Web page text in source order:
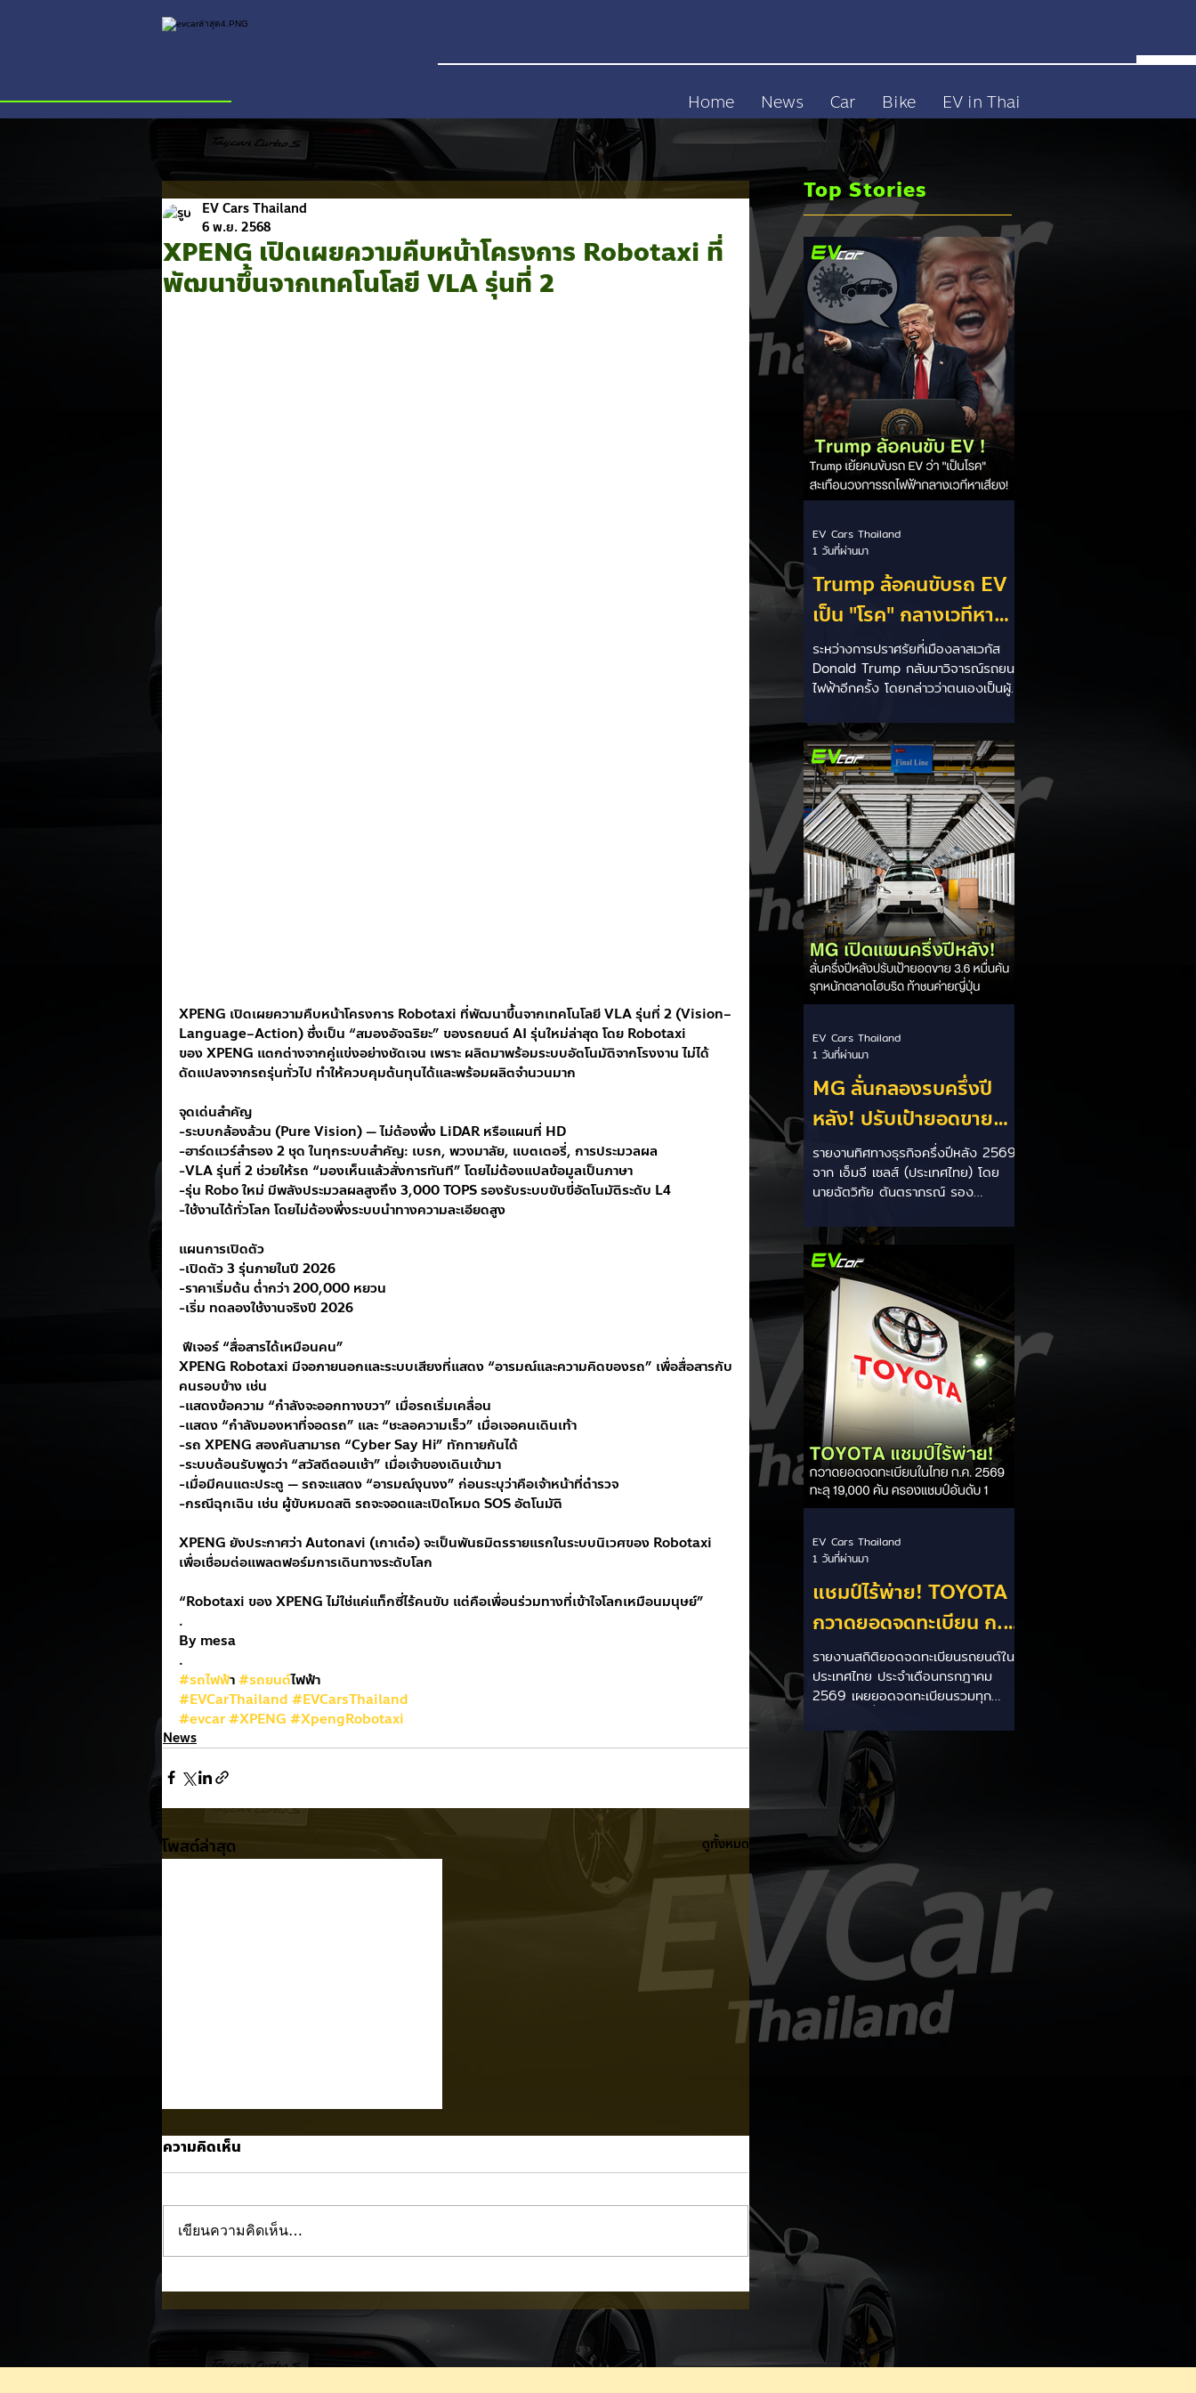
Home News Car Bike EV in Thai
XPENG เปิดเผยความคืบหน้าโครงการ Robotaxi ที่
พัฒนาขึ้นจากเทคโนโลยี VLA รุ่นที่ 2
EV Cars Thailand
6 พ.ย. 2568
XPENG เปิดเผยความคืบหน้าโครงการ Robotaxi ที่พัฒนาขึ้นจากเทคโนโลยี VLA รุ่นที่ 2 (Vision–
Language–Action) ซึ่งเป็น “สมองอัจฉริยะ” ของรถยนต์ AI รุ่นใหม่ล่าสุด โดย Robotaxi
ของ XPENG แตกต่างจากคู่แข่งอย่างชัดเจน เพราะ ผลิตมาพร้อมระบบอัตโนมัติจากโรงงาน ไม่ได้
ดัดแปลงจากรถรุ่นทั่วไป ทำให้ควบคุมต้นทุนได้และพร้อมผลิตจำนวนมาก
จุดเด่นสำคัญ
-ระบบกล้องล้วน (Pure Vision) — ไม่ต้องพึ่ง LiDAR หรือแผนที่ HD
-ฮาร์ดแวร์สำรอง 2 ชุด ในทุกระบบสำคัญ: เบรก, พวงมาลัย, แบตเตอรี่, การประมวลผล
-VLA รุ่นที่ 2 ช่วยให้รถ “มองเห็นแล้วสั่งการทันที” โดยไม่ต้องแปลข้อมูลเป็นภาษา
-รุ่น Robo ใหม่ มีพลังประมวลผลสูงถึง 3,000 TOPS รองรับระบบขับขี่อัตโนมัติระดับ L4
-ใช้งานได้ทั่วโลก โดยไม่ต้องพึ่งระบบนำทางความละเอียดสูง
แผนการเปิดตัว
-เปิดตัว 3 รุ่นภายในปี 2026
-ราคาเริ่มต้น ต่ำกว่า 200,000 หยวน
-เริ่ม ทดลองใช้งานจริงปี 2026
ฟีเจอร์ “สื่อสารได้เหมือนคน”
XPENG Robotaxi มีจอภายนอกและระบบเสียงที่แสดง “อารมณ์และความคิดของรถ” เพื่อสื่อสารกับ
คนรอบข้าง เช่น
-แสดงข้อความ “กำลังจะออกทางขวา” เมื่อรถเริ่มเคลื่อน
-แสดง “กำลังมองหาที่จอดรถ” และ “ชะลอความเร็ว” เมื่อเจอคนเดินเท้า
-รถ XPENG สองคันสามารถ “Cyber Say Hi” ทักทายกันได้
-ระบบต้อนรับพูดว่า “สวัสดีตอนเช้า” เมื่อเจ้าของเดินเข้ามา
-เมื่อมีคนแตะประตู — รถจะแสดง “อารมณ์งุนงง” ก่อนระบุว่าคือเจ้าหน้าที่ตำรวจ
-กรณีฉุกเฉิน เช่น ผู้ขับหมดสติ รถจะจอดและเปิดโหมด SOS อัตโนมัติ
XPENG ยังประกาศว่า Autonavi (เกาเต๋อ) จะเป็นพันธมิตรรายแรกในระบบนิเวศของ Robotaxi
เพื่อเชื่อมต่อแพลตฟอร์มการเดินทางระดับโลก
“Robotaxi ของ XPENG ไม่ใช่แค่แท็กซี่ไร้คนขับ แต่คือเพื่อนร่วมทางที่เข้าใจโลกเหมือนมนุษย์”
.
By mesa
.
#รถไฟฟ้า #รถยนต์ไฟฟ้า
#EVCarThailand #EVCarsThailand
#evcar#XPENG #XpengRobotaxi
News
โพสต์ล่าสุด ดูทั้งหมด
Trump ล้อคนขับรถ EV เป็น
"โรค" กลางเวทีหาเสียง! 🚘⚡
ความคิดเห็น
เขียนความคิดเห็น…
Top Stories
Trump ล้อคนขับรถ EV
เป็น "โรค" กลางเวทีหา
เสียง! 🚘⚡
ระหว่างการปราศรัยที่เมืองลาสเวกัส
Donald Trump กลับมาวิจารณ์รถยนต์
ไฟฟ้าอีกครั้ง โดยกล่าวว่าตนเองเป็นผู้
ใช้รถยนต์ไฟฟ้าว่าเหมือน "เป็นโรค"
เพราะเริ่มกังวลเรื่องแบตเตอรี่ตั้งแต่ยัง
เหลือไฟจำนวนมาก และคอยมองหาสถา
นีชาร์จอยู่ตลอดเวลา ซึ่งสื่อมองว่า
เป็นการพาดพิงถึงอาการ Range
Anxiety หรือความกังวลเรื่องระยะทาง
วิ่งของรถ EV Trump ยังระบุว่า
ปัจจุบันรถยนต์ไฟฟ้ามีสัดส่วนเพียง
ประมาณ 7% ของยอดขายรถใหม่ใน
สหรัฐฯ และใช้ตัวเลขนี้เป็นเหตุผล
ประกอบว่า...
EV Cars Thailand
1 วันที่ผ่านมา
MG ลั่นกลองรบครึ่งปี
หลัง! ปรับเป้ายอดขาย
เพิ่มเป็น 36,000 คัน
พร้อมเดินหน้าลงศึกชิง
(HEV)
รายงานทิศทางธุรกิจครึ่งปีหลัง 2569
จาก เอ็มจี เซลส์ (ประเทศไทย) โดย
นายฉัตวิทัย ตันตราภรณ์ รอง
6 เดือนแรก (ม.ค. - มิ.ย.) โตพุ่ง 67%
แตะ 16,920 คัน พร้อมส่งสัญญาณ
ปรับเป้าหมายยอดขายรวมปีนี้เพิ่มขึ้นเป็น
36,000 คัน จากเดิมตั้งไว้ 30,000
คัน โดยพร้อมเร่งส่งมอบรถค้างสต็อก
(Back Order) ทั้งหมดในระยะเวลาอัน
สั้น - ปรับเป้าเติบโต & เคลียร์ Back
Order: ยอดขายครึ่งปีแรกที่เติบโตสูง
ถึง 67% ประกอบกับการแก้ไขปัญหา
การนำเข้าชิ้นส่วนจากสถานการณ์
ตึงเครียดในตะว
EV Cars Thailand
1 วันที่ผ่านมา
แชมป์ไร้พ่าย! TOYOTA
กวาดยอดจดทะเบียน ก.ค.
69 เฉียด 2 หมื่นคัน ครอง
แชมป์อันดับ 1 ในไทย
รายงานสถิติยอดจดทะเบียนรถยนต์ใน
ประเทศไทย ประจำเดือนกรกฎาคม
2569 เผยยอดจดทะเบียนรวมทุก
ใหญ่สัญชาติญี่ปุ่นอย่าง TOYOTA ยัง
คงสร้างผลงานได้อย่างยอดเยี่ยม ด้วย
ยอดจดทะเบียนรวมแบรนด์สูงถึง
19,564 คัน ครองส่วนแบ่งตลาด
อันดับ 1 ของประเทศได้อย่างมั่นคงและ
ทิ้งห่างคู่แข่งอย่างขาดลอย รายละเอียด
จากสถิติ: - ภาพรวมแบรนด์: TOYOTA
คว้าอันดับ 1 ยอดจดทะเบียนรวมทุก
ประเภทที่ 19,564 คัน คิดเป็นสัดส่วน
มากกว่า 1 ใน 3 ของยอดจดทะเบียน
รถยนต์ทั้งประเทศประจำเดือนกรกฎา
EV Cars Thailand
1 วันที่ผ่านมา